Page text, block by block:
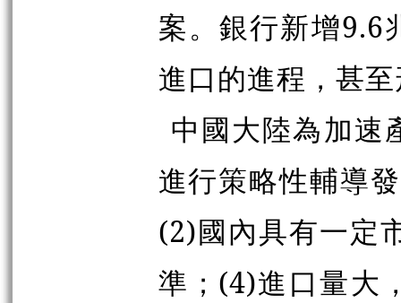
案。銀行新增9.6
進口的進程，甚
中國大陸為加速
進行策略性輔導
(2)國內具有一定
準；(4)進口量大